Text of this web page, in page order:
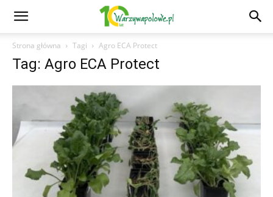
Strona główna Tagi Agro ECA Protect
Tag: Agro ECA Protect